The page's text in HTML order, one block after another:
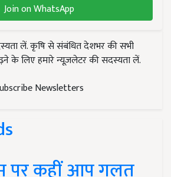
Join on WhatsApp
लें. कृषि से संबंधित देशभर की सभी
के लिए हमारे न्यूज़लेटर की सदस्यता लें.
Newsletters
पर कहीं आप गलत